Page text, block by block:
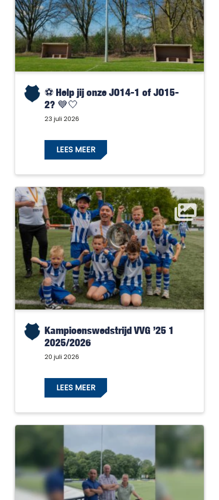
⚽️ Help jij onze JO14-1 of JO15-
2? 💙🤍
23 juli 2026
LEES MEER
Kampioenswedstrijd VVG ’25 1
2025/2026
20 juli 2026
LEES MEER